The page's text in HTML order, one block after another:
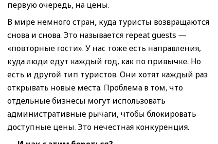
первую очередь, на цены.
В мире немного стран, куда туристы возвращаются
снова и снова. Это называется repeat guests —
«повторные гости». У нас тоже есть направления,
куда люди едут каждый год, как по привычке. Но
есть и другой тип туристов. Они хотят каждый раз
открывать новые места. Проблема в том, что
отдельные бизнесы могут использовать
административные рычаги, чтобы блокировать
доступные цены. Это нечестная конкуренция.